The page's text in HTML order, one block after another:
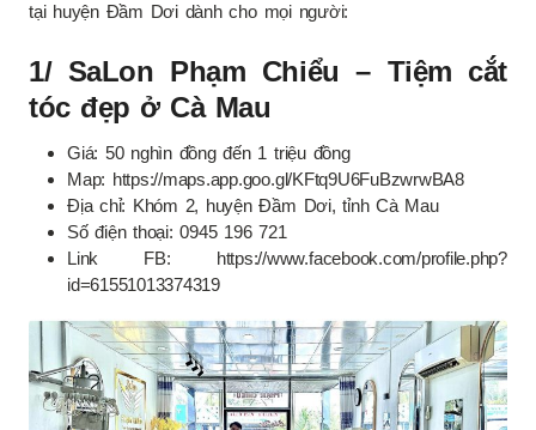
tại huyện Đầm Dơi dành cho mọi người:
1/ SaLon Phạm Chiểu – Tiệm cắt
tóc đẹp ở Cà Mau
Giá: 50 nghìn đồng đến 1 triệu đồng
Map: https://maps.app.goo.gl/KFtq9U6FuBzwrwBA8
Địa chỉ: Khóm 2, huyện Đầm Dơi, tỉnh Cà Mau
Số điện thoại: 0945 196 721
Link FB: https://www.facebook.com/profile.php?
id=61551013374319